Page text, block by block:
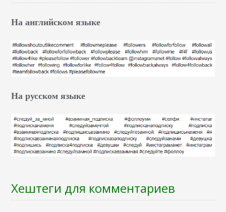
На английском языке
На русском языке
Хештеги для комментариев